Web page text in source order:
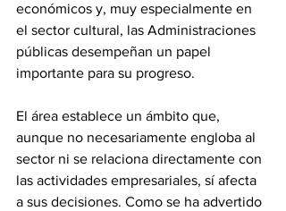
económicos y, muy especialmente en
el sector cultural, las Administraciones
públicas desempeñan un papel
importante para su progreso.
El área establece un ámbito que,
aunque no necesariamente engloba al
sector ni se relaciona directamente con
las actividades empresariales, sí afecta
a sus decisiones. Como se ha advertido